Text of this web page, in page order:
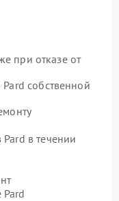
при отказе от
собственной
в течении